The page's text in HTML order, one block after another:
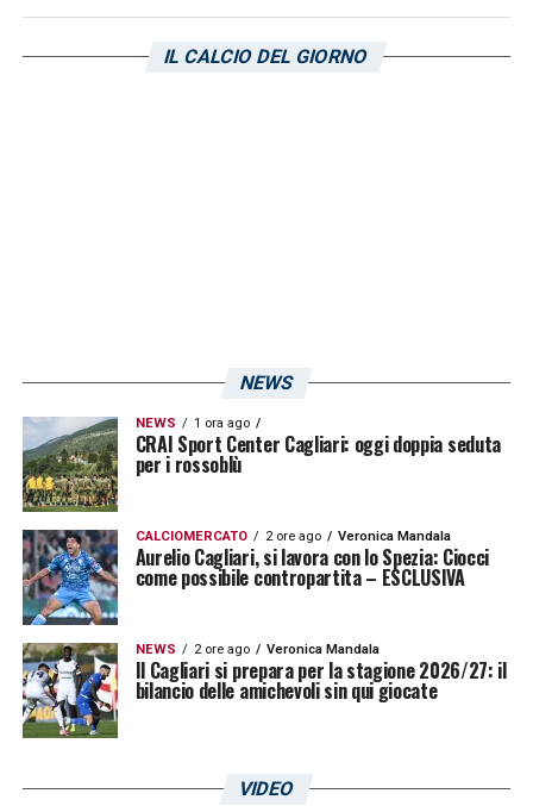
IL CALCIO DEL GIORNO
NEWS
NEWS 1 ora ago
CRAI Sport Center Cagliari: oggi doppia seduta
per i rossoblù
CALCIOMERCATO 2 ore ago Veronica Mandala
Aurelio Cagliari, si lavora con lo Spezia: Ciocci
come possibile contropartita – ESCLUSIVA
NEWS 2 ore ago Veronica Mandala
Il Cagliari si prepara per la stagione 2026/27: il
bilancio delle amichevoli sin qui giocate
VIDEO